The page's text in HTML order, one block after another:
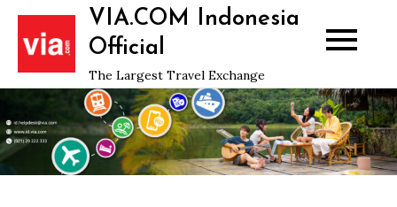
Skip
content
VIA.COM Indonesia
Official
The Largest Travel Exchange